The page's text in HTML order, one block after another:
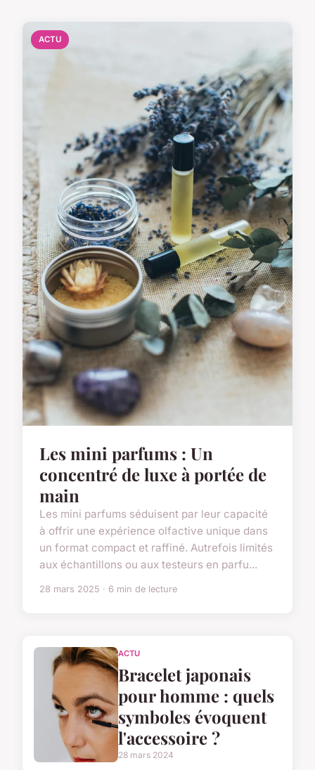
ACTU
Les mini parfums : Un
concentré de luxe à portée de
main
Les mini parfums séduisent par leur capacité
à offrir une expérience olfactive unique dans
un format compact et raffiné. Autrefois limités
aux échantillons ou aux testeurs en parfu...
28 mars 2025 · 6 min de lecture
ACTU
Bracelet japonais
pour homme : quels
symboles évoquent
l'accessoire ?
28 mars 2024